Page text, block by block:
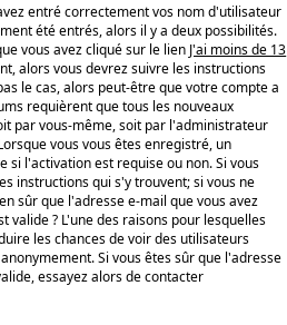
entré correctement vos nom d'utilisateur
été entrés, alors il y a deux possibilités.
vous avez cliqué sur le lien J'ai moins de 13
alors vous devrez suivre les instructions
le cas, alors peut-être que votre compte a
requièrent que tous les nouveaux
par vous-même, soit par l'administrateur
vous vous êtes enregistré, un
si l'activation est requise ou non. Si vous
instructions qui s'y trouvent; si vous ne
sûr que l'adresse e-mail que vous avez
? L'une des raisons pour lesquelles
les chances de voir des utilisateurs
Si vous êtes sûr que l'adresse
essayez alors de contacter